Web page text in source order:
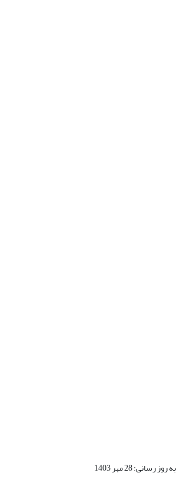
به روز رسانی: 28 مهر 1403